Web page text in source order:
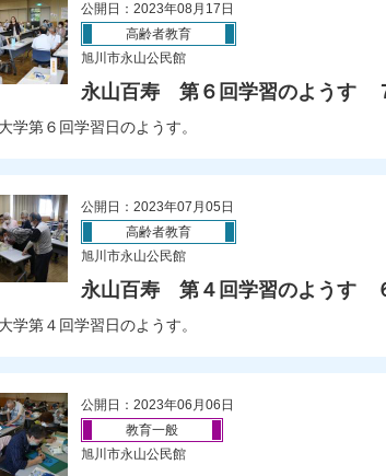
公開日：2023年08月17日
高齢者教育
旭川市永山公民館
永山百寿 第６回学習のようす
学第６回学習日のようす。
公開日：2023年07月05日
高齢者教育
旭川市永山公民館
永山百寿 第４回学習のようす
学第４回学習日のようす。
公開日：2023年06月06日
教育一般
旭川市永山公民館